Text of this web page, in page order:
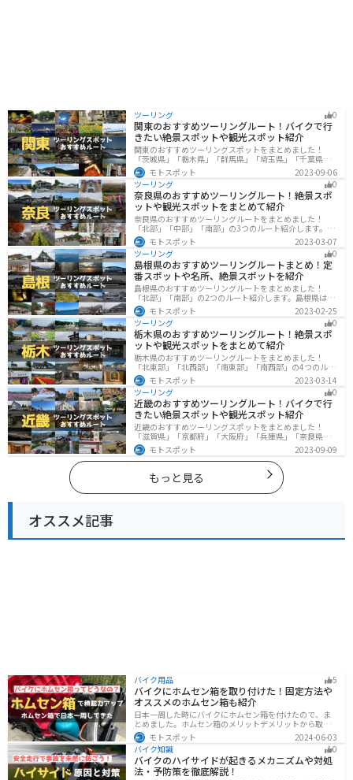
ツーリング 0
関東のおすすめツーリングルート！バイクで行
きたい絶景スポットや観光スポット紹介
関東のおすすめツーリングスポットをまとめました！
「茨城県」「栃木県」「群馬県」「埼玉県」「千葉県」
「東京都」「神奈川県」の各県の観光地紹介します。自
然豊かな山々や湖、温泉地が点在し、四季折々の景色を
楽しめるスポットが多数あります。バイクで関東にツー
リングに行く際は参考にしてください。
モトスポット
2023-09-06
ツーリング
0
奈良県のおすすめツーリングルート！絶景スポ
ットや観光スポットをまとめて紹介
奈良県のおすすめツーリングルートをまとめました！
「北部」「中部」「南部」の3つのルート紹介します。歴
史のある神社寺院が多数あり、自然豊かや山々、グルメ
を満喫するツーリングができます。バイクで奈良県にツ
ーリングに行く際は参考にしてください。
モトスポット
2023-03-07
ツーリング
0
島根県のおすすめツーリングルートまとめ！定
番スポットや名所、絶景スポットを紹介
島根県のおすすめツーリングルートをまとめました！
「北部」「南部」の2つのルート紹介します。島根県は、
海と山が近く、1日で全然違う景色を堪能することができ
ます。バイクで島根県にツーリングに行く際は参考にし
てください。
モトスポット
2023-02-25
ツーリング
0
栃木県のおすすめツーリングルート！絶景スポ
ットや観光スポットをまとめて紹介
栃木県のおすすめツーリングルートをまとめました！
「北東部」「北西部」「南東部」「南西部」の4つのルー
ト紹介します。日本を代表する神社や広大な山や滝、湖
などを歴史や自然を満喫するツーリングができます。バ
イクで栃木県にツーリングに行く際は参考にしてくださ
い。
モトスポット
2023-03-14
ツーリング
0
近畿のおすすめツーリングルート！バイクで行
きたい絶景スポットや観光スポット紹介
近畿のおすすめツーリングスポットをまとめました！
「滋賀県」「京都府」「大阪府」「兵庫県」「奈良県」
「和歌山」の各県の観光地紹介します。自然豊かな山々
や湖、温泉地が点在し、四季折々の景色を楽しめるスポ
ットが多数あります。バイクで近畿にツーリングに行く
際は参考にしてください。
モトスポット 2023-09-09
もっと見る
オススメ記事
バイク用品 5
バイクにホムセン箱を取り付けた！固定方法や
オススメのホムセン箱も紹介
日本一周した時にバイクにホムセン箱を付けたので、ま
とめました。ホムセン箱のメリットデメリットから取り
付け方法、実際につけてどううだったのか、オススメの
ホムセン箱まで全て解説します。バイクにホムセン箱を
付けたいと思っている人はぜひ参考にしてください。
モトスポット
2024-06-03
バイク知識
0
バイクのハイサイドが起きるメカニズムや対処
法・予防策を徹底解説！